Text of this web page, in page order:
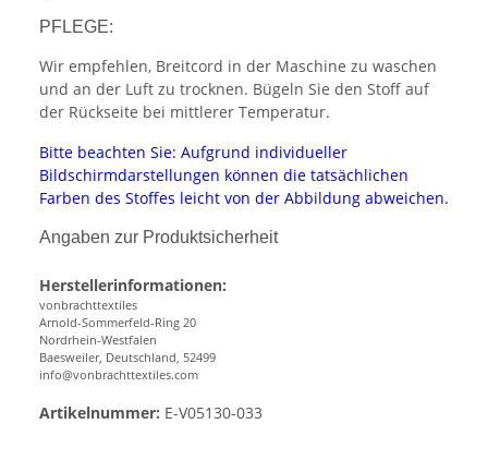
PFLEGE:
Wir empfehlen, Breitcord in der Maschine zu waschen
und an der Luft zu trocknen. Bügeln Sie den Stoff auf
der Rückseite bei mittlerer Temperatur.
Bitte beachten Sie: Aufgrund individueller
Bildschirmdarstellungen können die tatsächlichen
Farben des Stoffes leicht von der Abbildung abweichen.
Angaben zur Produktsicherheit
Herstellerinformationen:
vonbrachttextiles
Arnold-Sommerfeld-Ring 20
Nordrhein-Westfalen
Baesweiler, Deutschland, 52499
info@vonbrachttextiles.com
Artikelnummer: E-V05130-033